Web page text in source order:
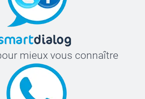
mieux vous connaître